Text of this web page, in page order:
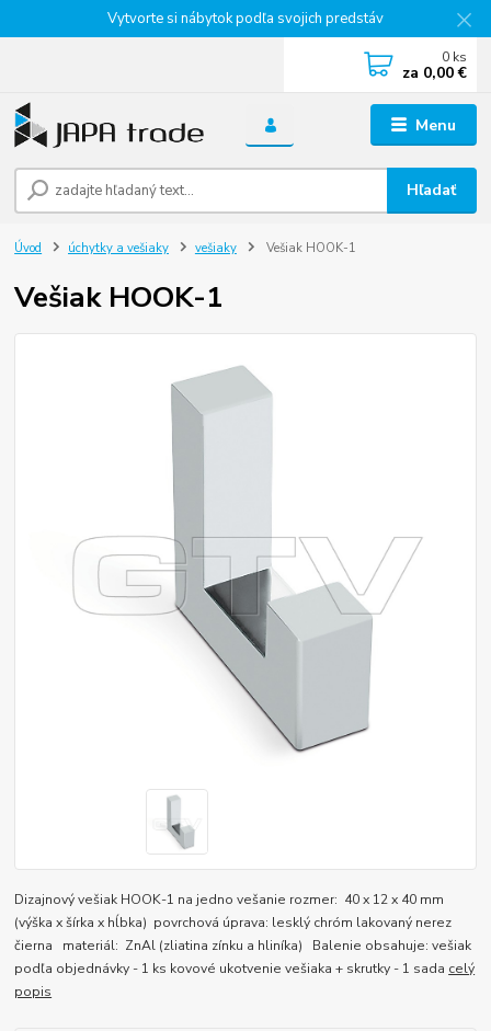
Vytvorte si nábytok podľa svojich predstáv
Menu
Hľadať
0 ks
za 0,00 €
Úvod úchytky a vešiaky vešiaky Vešiak HOOK-1
Vešiak HOOK-1
Dizajnový vešiak HOOK-1 na jedno vešanie rozmer: 40 x 12 x 40 mm
(výška x šírka x hĺbka) povrchová úprava: lesklý chróm lakovaný nerez
čierna materiál: ZnAl (zliatina zínku a hliníka) Balenie obsahuje: vešiak
podľa objednávky - 1 ks kovové ukotvenie vešiaka + skrutky - 1 sada celý
popis